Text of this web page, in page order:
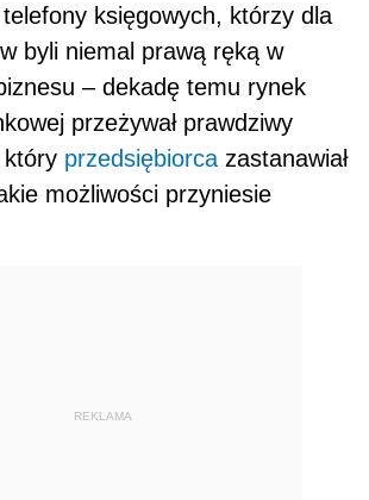
księgowych, którzy dla
byli niemal prawą ręką w
– dekadę temu rynek
przeżywał prawdziwy
który przedsiębiorca zastanawiał
możliwości przyniesie
REKLAMA